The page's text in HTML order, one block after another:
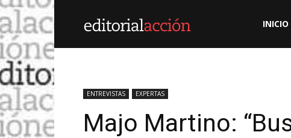
INICIO
ENTREVISTAS EXPERTAS
Majo Martino: